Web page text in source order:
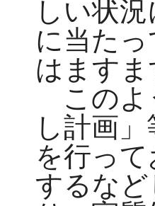
しい状
に当た
はます
このよ
し計画
を行っ
するな